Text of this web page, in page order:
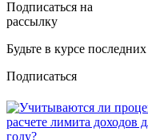
Подписаться на
рассылку
Будьте в курсе
Подписаться